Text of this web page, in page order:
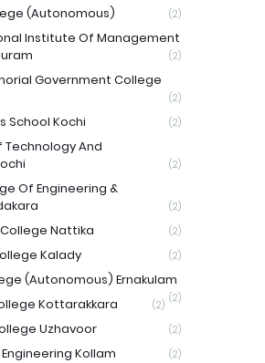
(Autonomous) (2)
Institute Of Management
(2)
Government College
(2)
School Kochi (2)
Technology And
(2)
Of Engineering &
(2)
Nattika (2)
Kalady (2)
(Autonomous) Ernakulam
(2)
Kottarakkara (2)
Uzhavoor (2)
Kollam (2)